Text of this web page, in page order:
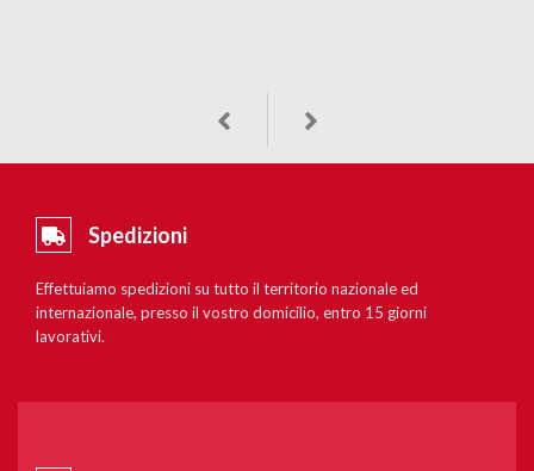
Spedizioni
Effettuiamo spedizioni su tutto il territorio nazionale ed
internazionale, presso il vostro domicilio, entro 15 giorni
lavorativi.